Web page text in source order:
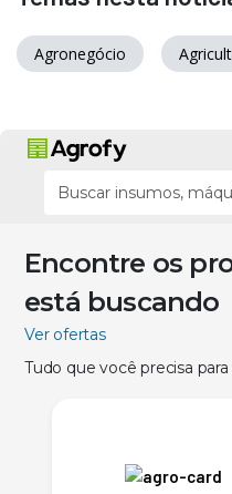
Agronegócio
Encontre os
está buscando
Ver ofertas
Tudo que você precisa